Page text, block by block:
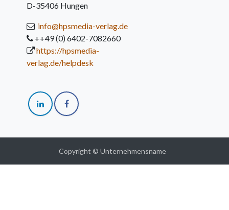
D-35406 Hungen
info@hpsmedia-verlag.de
++49 (0) 6402-7082660
https://hpsmedia-
verlag.de/helpdesk
Copyright © Unternehmensname